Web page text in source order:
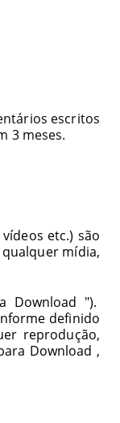
escritos
3 meses.
etc.) são
mídia,
Download ").
definido
reprodução,
Download ,